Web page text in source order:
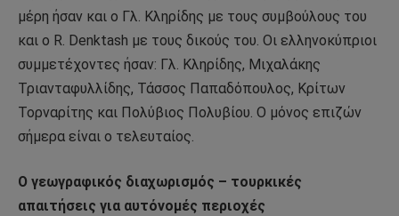
μέρη ήσαν και ο Γλ. Κληρίδης με τους συμβούλους του
και ο R. Denktash με τους δικούς του. Οι ελληνοκύπριοι
συμμετέχοντες ήσαν: Γλ. Κληρίδης, Μιχαλάκης
Τριανταφυλλίδης, Τάσσος Παπαδόπουλος, Κρίτων
Τορναρίτης και Πολύβιος Πολυβίου. Ο μόνος επιζών
σήμερα είναι ο τελευταίος.
Ο γεωγραφικός διαχωρισμός – τουρκικές
απαιτήσεις για αυτόνομές περιοχές